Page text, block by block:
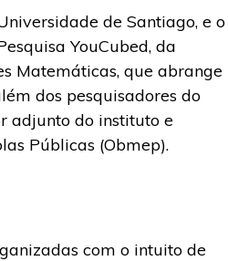
de Santiago, e o
YouCubed, da
Matemáticas, que abrange
dos pesquisadores do
adjunto do instituto e
Públicas (Obmep).
com o intuito de